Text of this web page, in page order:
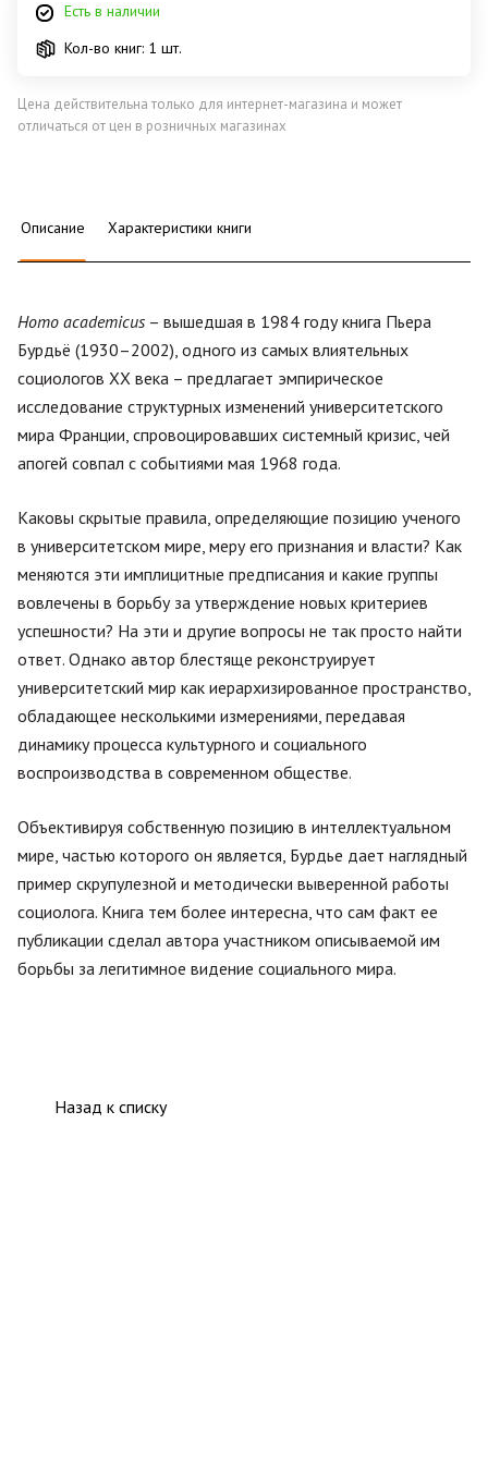
Есть в наличии
Кол-во книг: 1 шт.
Цена действительна только для интернет-магазина и может
отличаться от цен в розничных магазинах
Описание Характеристики книги
Homo аcademicus – вышедшая в 1984 году книга Пьера
Бурдьё (1930–2002), одного из самых влиятельных
социологов XX века – предлагает эмпирическое
исследование структурных изменений университетского
мира Франции, спровоцировавших системный кризис, чей
апогей совпал с событиями мая 1968 года.
Каковы скрытые правила, определяющие позицию ученого
в университетском мире, меру его признания и власти? Как
меняются эти имплицитные предписания и какие группы
вовлечены в борьбу за утверждение новых критериев
успешности? На эти и другие вопросы не так просто найти
ответ. Однако автор блестяще реконструирует
университетский мир как иерархизированное пространство,
обладающее несколькими измерениями, передавая
динамику процесса культурного и социального
воспроизводства в современном обществе.
Объективируя собственную позицию в интеллектуальном
мире, частью которого он является, Бурдье дает наглядный
пример скрупулезной и методически выверенной работы
социолога. Книга тем более интересна, что сам факт ее
публикации сделал автора участником описываемой им
борьбы за легитимное видение социального мира.
Назад к списку